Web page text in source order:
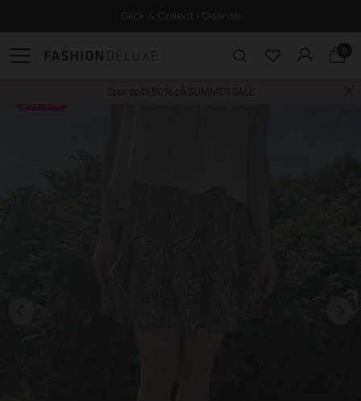
Click & Collect i Odense
0